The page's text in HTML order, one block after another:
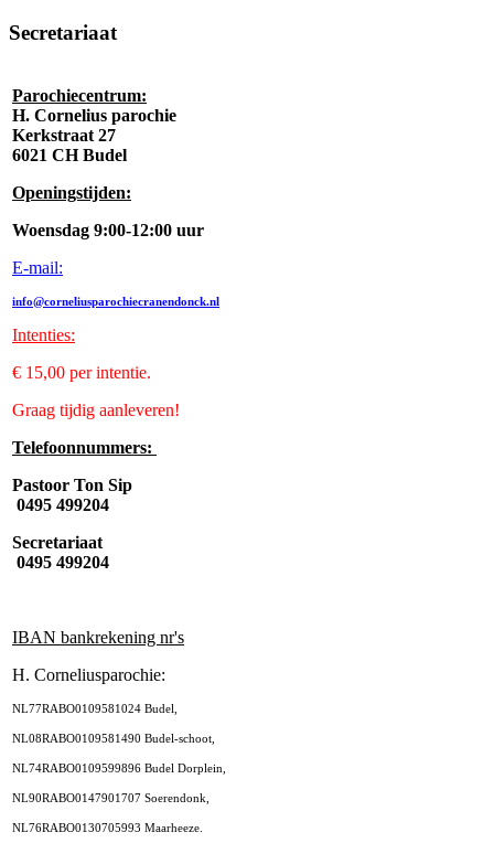
Secretariaat
Parochiecentrum:
H. Cornelius parochie
Kerkstraat 27
6021 CH Budel
Openingstijden:
Woensdag 9:00-12:00 uur
E-mail:
info@corneliusparochiecranendonck.nl
Intenties:
€ 15,00 per intentie.
Graag tijdig aanleveren!
Telefoonnummers:
Pastoor Ton Sip
0495 499204
Secretariaat
0495 499204
IBAN bankrekening nr's
H. Corneliusparochie:
NL77RABO0109581024 Budel,
NL08RABO0109581490 Budel-schoot,
NL74RABO0109599896 Budel Dorplein,
NL90RABO0147901707 Soerendonk,
NL76RABO0130705993 Maarheeze.